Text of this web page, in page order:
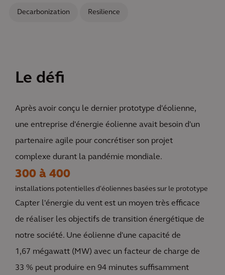
Decarbonization Resilience
Le défi
Après avoir conçu le dernier prototype d'éolienne,
une entreprise d'énergie éolienne avait besoin d'un
partenaire agile pour concrétiser son projet
complexe durant la pandémie mondiale.
300 à 400
installations potentielles d'éoliennes basées sur le prototype
Capter l'énergie du vent est un moyen très efficace
de réaliser les objectifs de transition énergétique de
notre société. Une éolienne d'une capacité de
1,67 mégawatt (MW) avec un facteur de charge de
33 % peut produire en 94 minutes suffisamment